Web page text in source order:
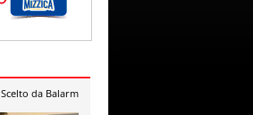
Scelto da Balarm